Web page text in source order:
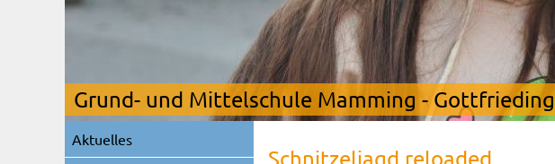
Grund- und Mittelschule Mamming - Gottfrieding
Schnitzeljagd reloaded
Navigation
überspringen
Aktuelles